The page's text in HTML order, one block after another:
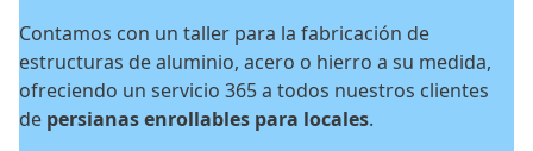
Contamos con un taller para la fabricación de
estructuras de aluminio, acero o hierro a su medida,
ofreciendo un servicio 365 a todos nuestros clientes
de persianas enrollables para locales.